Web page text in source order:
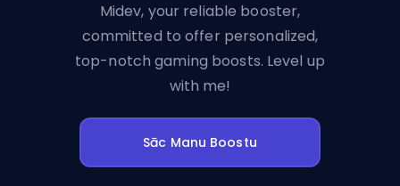
Midev, your reliable booster,
committed to offer personalized,
top-notch gaming boosts. Level up
with me!
Sāc Manu Boostu